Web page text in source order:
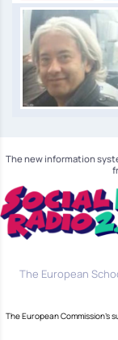
The new information
The European
The European